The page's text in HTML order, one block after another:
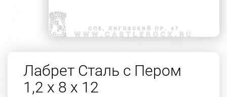
Лабрет Сталь с Пером
1,2 х 8 х 12